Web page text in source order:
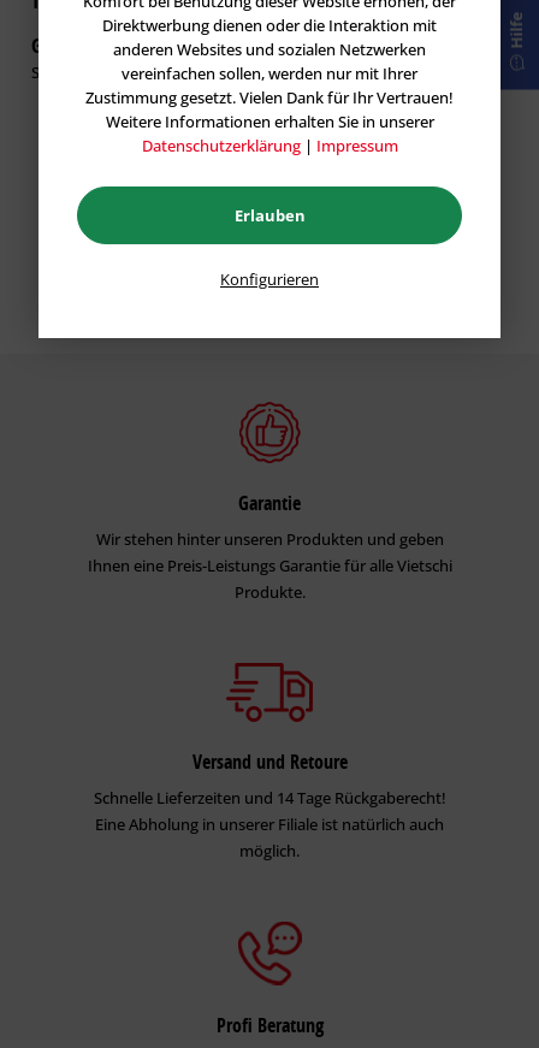
Gene wieder 11.01.2022
Super Qualität
Garantie
Wir stehen hinter unseren Produkten und geben
Ihnen eine Preis-Leistungs Garantie für alle Vietschi
Produkte.
Versand und Retoure
Schnelle Lieferzeiten und 14 Tage Rückgaberecht!
Eine Abholung in unserer Filiale ist natürlich auch
möglich.
Profi Beratung
Hilfe
Direktwerbung dienen oder die Interaktion mit
anderen Websites und sozialen Netzwerken
vereinfachen sollen, werden nur mit Ihrer
Zustimmung gesetzt. Vielen Dank für Ihr Vertrauen!
Weitere Informationen erhalten Sie in unserer
Datenschutzerklärung| Impressum
Erlauben
Konfigurieren